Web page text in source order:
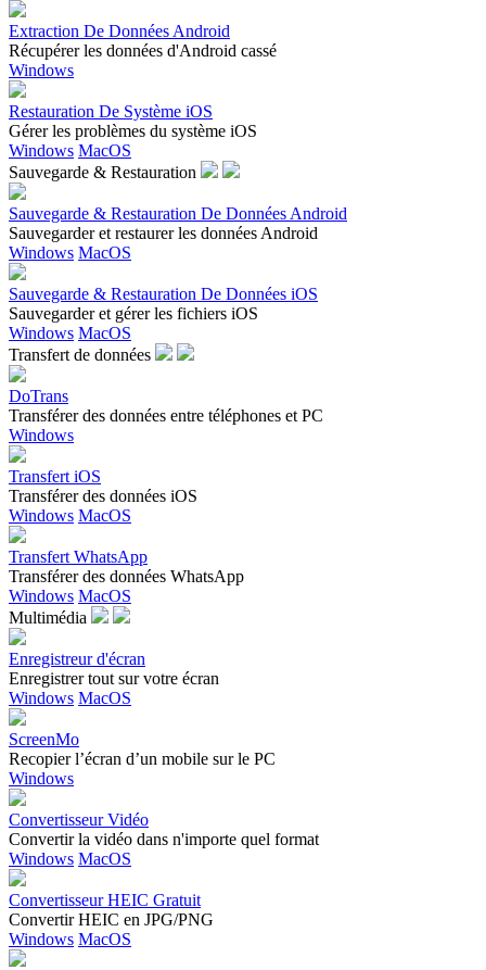
Extraction De Données Android
Récupérer les données d'Android cassé
Windows
Restauration De Système iOS
Gérer les problèmes du système iOS
Windows MacOS
Sauvegarde & Restauration
Sauvegarde & Restauration De Données Android
Sauvegarder et restaurer les données Android
Windows MacOS
Sauvegarde & Restauration De Données iOS
Sauvegarder et gérer les fichiers iOS
Windows MacOS
Transfert de données
DoTrans
Transférer des données entre téléphones et PC
Windows
Transfert iOS
Transférer des données iOS
Windows MacOS
Transfert WhatsApp
Transférer des données WhatsApp
Windows MacOS
Multimédia
Enregistreur d'écran
Enregistrer tout sur votre écran
Windows MacOS
ScreenMo
Recopier l’écran d’un mobile sur le PC
Windows
Convertisseur Vidéo
Convertir la vidéo dans n'importe quel format
Windows MacOS
Convertisseur HEIC Gratuit
Convertir HEIC en JPG/PNG
Windows MacOS